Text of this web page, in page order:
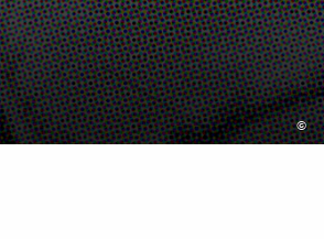
©